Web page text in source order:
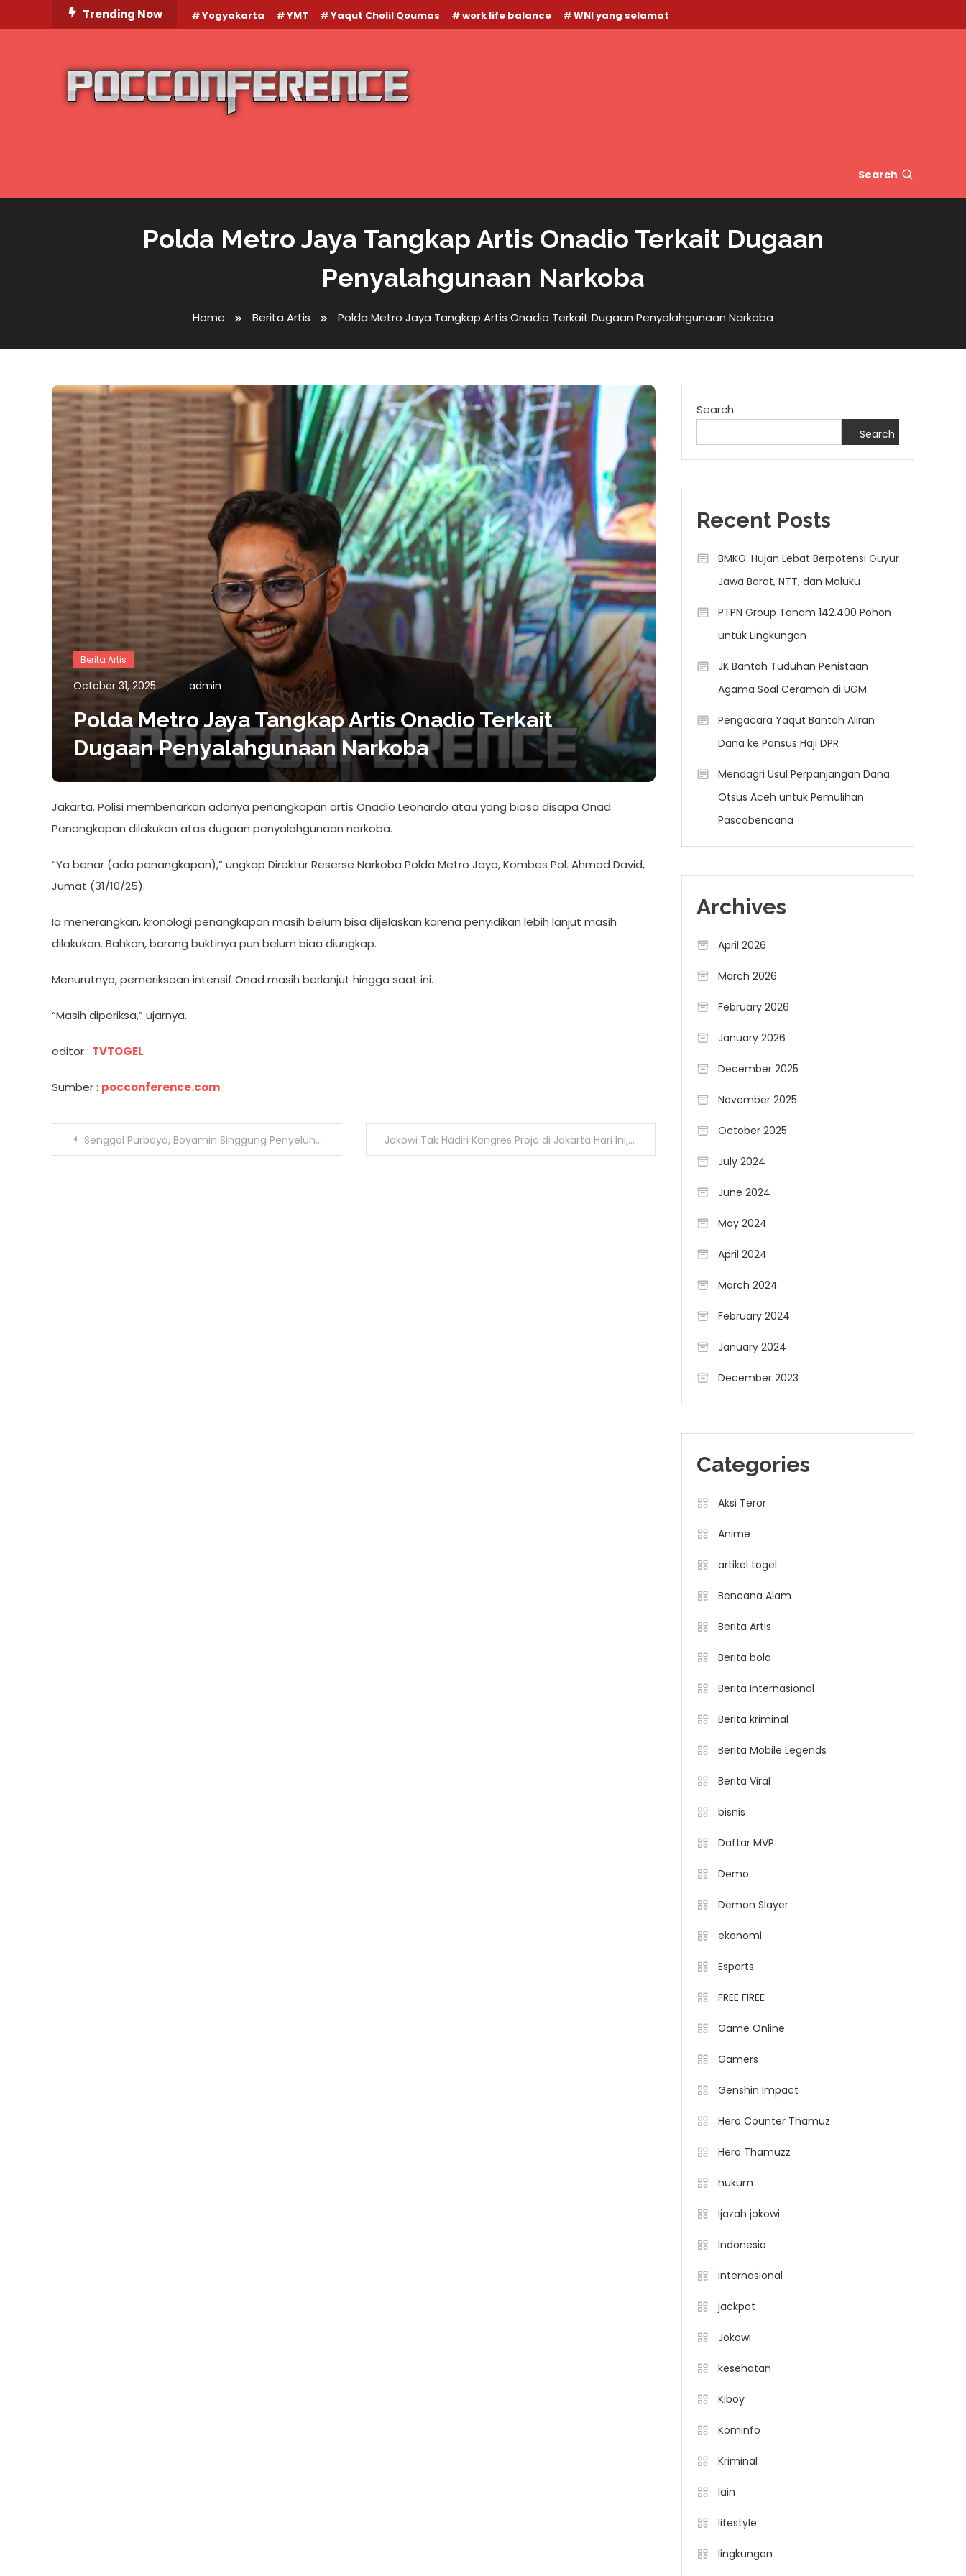
To
Trending Now Yogyakarta YMT Yaqut Cholil Qoumas work life balance WNI yang selamat
Search
Polda Metro Jaya Tangkap Artis Onadio Terkait Dugaan
Penyalahgunaan Narkoba
Home Berita Artis Polda Metro Jaya Tangkap Artis Onadio Terkait Dugaan Penyalahgunaan Narkoba
Berita Artis
October 31, 2025 admin
Polda Metro Jaya Tangkap Artis Onadio Terkait
Dugaan Penyalahgunaan Narkoba
Jakarta. Polisi membenarkan adanya penangkapan artis Onadio Leonardo atau yang biasa disapa Onad.
Penangkapan dilakukan atas dugaan penyalahgunaan narkoba.
“Ya benar (ada penangkapan),” ungkap Direktur Reserse Narkoba Polda Metro Jaya, Kombes Pol. Ahmad David,
Jumat (31/10/25).
Ia menerangkan, kronologi penangkapan masih belum bisa dijelaskan karena penyidikan lebih lanjut masih
dilakukan. Bahkan, barang buktinya pun belum biaa diungkap.
Menurutnya, pemeriksaan intensif Onad masih berlanjut hingga saat ini.
“Masih diperiksa,” ujarnya.
editor : TVTOGEL
Sumber : pocconference.com
PostSenggol Purbaya, Boyamin Singgung Penyelundupan Mercy Klasik Bekas James Bond Jokowi Tak Hadiri Kongres Projo di Jakarta Hari Ini, Kenapa?
Search
Search
Recent Posts
BMKG: Hujan Lebat Berpotensi Guyur
Jawa Barat, NTT, dan Maluku
PTPN Group Tanam 142.400 Pohon
untuk Lingkungan
JK Bantah Tuduhan Penistaan
Agama Soal Ceramah di UGM
Pengacara Yaqut Bantah Aliran
Dana ke Pansus Haji DPR
Mendagri Usul Perpanjangan Dana
Otsus Aceh untuk Pemulihan
Pascabencana
Archives
April 2026
March 2026
February 2026
January 2026
December 2025
November 2025
October 2025
July 2024
June 2024
May 2024
April 2024
March 2024
February 2024
January 2024
December 2023
Categories
Aksi Teror
Anime
artikel togel
Bencana Alam
Berita Artis
Berita bola
Berita Internasional
Berita kriminal
Berita Mobile Legends
Berita Viral
bisnis
Daftar MVP
Demo
Demon Slayer
ekonomi
Esports
FREE FIREE
Game Online
Gamers
Genshin Impact
Hero Counter Thamuz
Hero Thamuzz
hukum
Ijazah jokowi
Indonesia
internasional
jackpot
Jokowi
kesehatan
Kiboy
Kominfo
Kriminal
lain
lifestyle
lingkungan